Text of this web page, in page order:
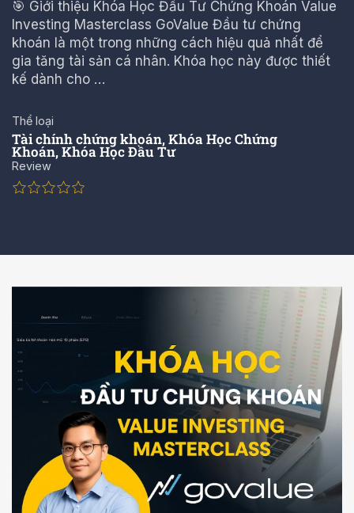
🎯 Giới thiệu Khóa Học Đầu Tư Chứng Khoán Value
Investing Masterclass GoValue Đầu tư chứng
khoán là một trong những cách hiệu quả nhất để
gia tăng tài sản cá nhân. Khóa học này được thiết
kế dành cho …
Thể loại
Tài chính chứng khoán,Khóa Học Chứng
Khoán,Khóa Học Đầu Tư
Review